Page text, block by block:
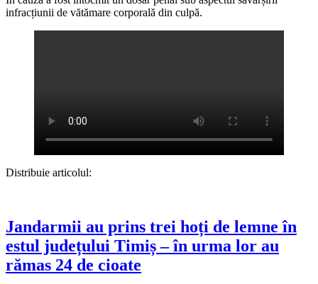
infracțiunii de vătămare corporală din culpă.
Distribuie articolul:
Jandarmii au prins trei hoți de lemne în
estul județului Timiș – în urma lor au
rămas 24 de cioate